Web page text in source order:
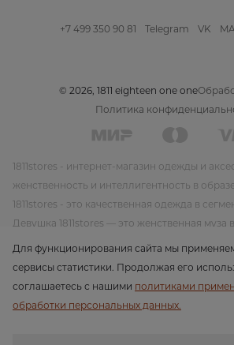
Для функционирования сайта мы
сервисы статистики. Продолжая его
соглашаетесь с нашими политиками
обработки персональных данных.
+7 499 350 90 81 Telegram VK
© 2026, 1811 eighteen one one
Политика
1811stores - интернет-магазин одежды и
женственность и интеллигентность в
1811stores - это качественная одежда в
Девушка 1811stores — это женственная муза
времени. Красивая и утонченная она несет
в своем образе. Модная одежда и модные
интернет-магазина 1811stores несут
образе. Своим стилем 1811stores